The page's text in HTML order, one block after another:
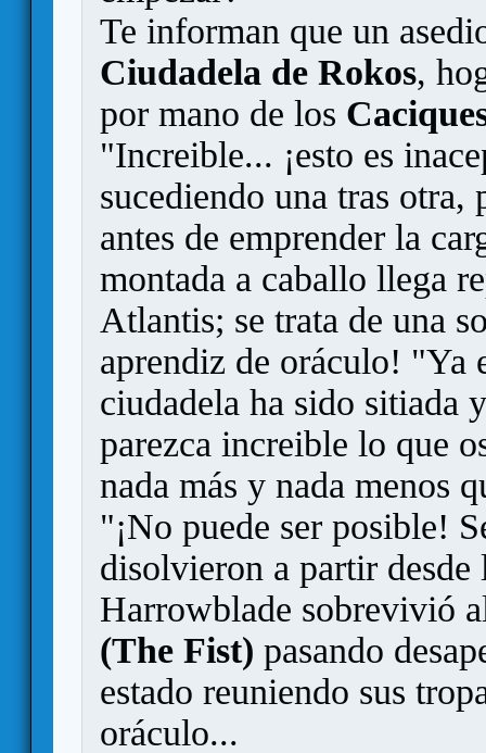
Te informan que un
Ciudadela de Rokos,
por mano de los
"Increible... ¡esto es
sucediendo una tras
antes de emprender la
montada a caballo llega
Atlantis; se trata de una
aprendiz de oráculo! "Ya
ciudadela ha sido sitiada
parezca increible lo que
nada más y nada menos
"¡No puede ser posible!
disolvieron a partir desde
Harrowblade sobrevivió
(The Fist) pasando
estado reuniendo sus
oráculo...